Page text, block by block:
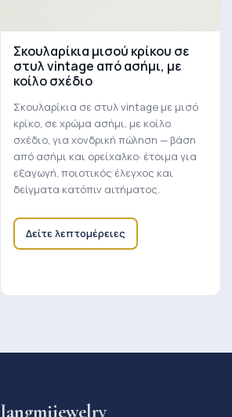
Σκουλαρίκια μισού κρίκου σε
στυλ vintage από ασήμι, με
κοίλο σχέδιο
Σκουλαρίκια σε στυλ vintage με μισό
κρίκο, σε χρώμα ασήμι, με κοίλο
σχέδιο, για χονδρική πώληση — βάση
από ασήμι και ορείχαλκο· έτοιμα για
εξαγωγή, ποιοτικός έλεγχος και
δείγματα κατόπιν αιτήματος.
Δείτε λεπτομέρειες
Jangmijewelry